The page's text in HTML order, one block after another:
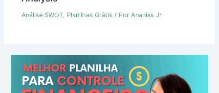
Análise SWOT, Planilhas Grátis / PorAnanias Jr